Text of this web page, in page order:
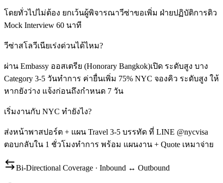
โดยทั่วไปไม่ต้อง ยกเว้นผู้พิจารณาวีซ่าขอเพิ่ม ฝ่ายปฏิบัติการติว
Mock Interview 60 นาที
วีซ่าสโลวีเนียเร่งด่วนได้ไหม?
ผ่าน Embassy ออสเตรีย (Honorary Bangkok)เปิด ระดับสูง บาง
Category 3-5 วันทำการ ค่ายื่นเพิ่ม 75% NYC จองคิว ระดับสูง ให้
หากยังว่าง แจ้งก่อนถึงกำหนด 7 วัน
เริ่มงานกับ NYC ทำยังไง?
ส่งหน้าพาสปอร์ต + แผน Travel 3-5 บรรทัด ที่ LINE @nycvisa
ตอบกลับใน 1 ชั่วโมงทำการ พร้อม แผนงาน + Quote เหมาจ่าย
Bi-Directional Coverage · Inbound ↔ Outbound